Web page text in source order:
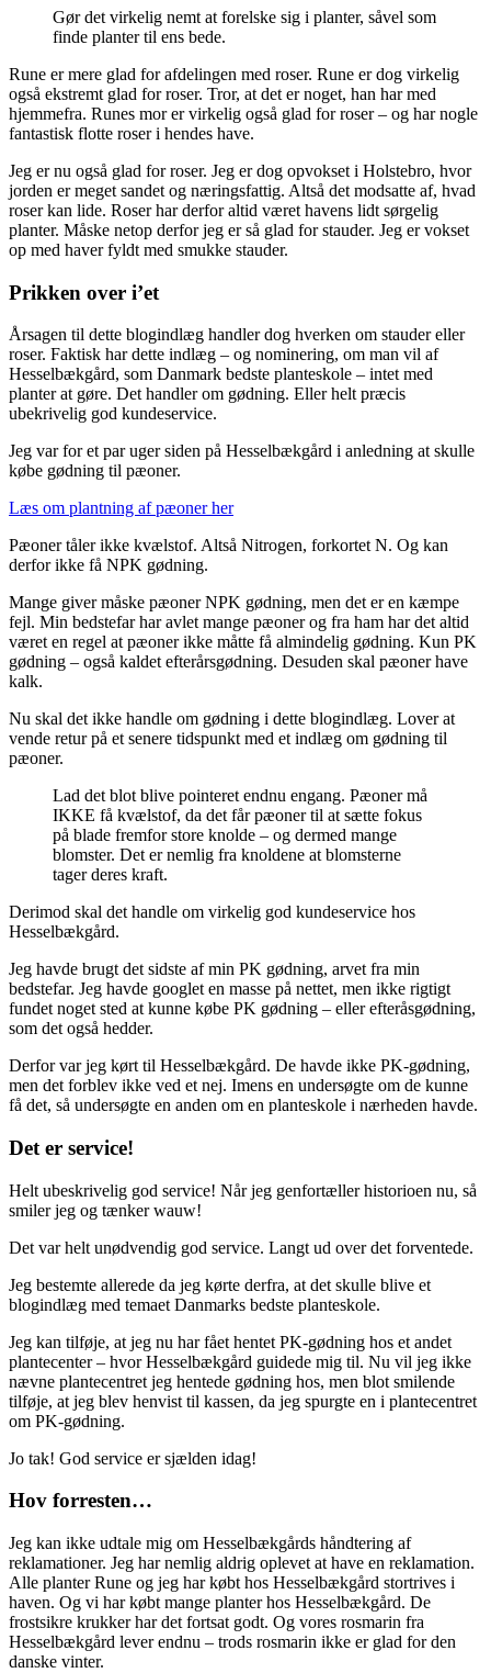
Gør det virkelig nemt at forelske sig i planter, såvel som
finde planter til ens bede.
Rune er mere glad for afdelingen med roser. Rune er dog virkelig
også ekstremt glad for roser. Tror, at det er noget, han har med
hjemmefra. Runes mor er virkelig også glad for roser – og har nogle
fantastisk flotte roser i hendes have.
Jeg er nu også glad for roser. Jeg er dog opvokset i Holstebro, hvor
jorden er meget sandet og næringsfattig. Altså det modsatte af, hvad
roser kan lide. Roser har derfor altid været havens lidt sørgelig
planter. Måske netop derfor jeg er så glad for stauder. Jeg er vokset
op med haver fyldt med smukke stauder.
Prikken over i’et
Årsagen til dette blogindlæg handler dog hverken om stauder eller
roser. Faktisk har dette indlæg – og nominering, om man vil af
Hesselbækgård, som Danmark bedste planteskole – intet med
planter at gøre. Det handler om gødning. Eller helt præcis
ubekrivelig god kundeservice.
Jeg var for et par uger siden på Hesselbækgård i anledning at skulle
købe gødning til pæoner.
Læs om plantning af pæoner her
Pæoner tåler ikke kvælstof. Altså Nitrogen, forkortet N. Og kan
derfor ikke få NPK gødning.
Mange giver måske pæoner NPK gødning, men det er en kæmpe
fejl. Min bedstefar har avlet mange pæoner og fra ham har det altid
været en regel at pæoner ikke måtte få almindelig gødning. Kun PK
gødning – også kaldet efterårsgødning. Desuden skal pæoner have
kalk.
Nu skal det ikke handle om gødning i dette blogindlæg. Lover at
vende retur på et senere tidspunkt med et indlæg om gødning til
pæoner.
Lad det blot blive pointeret endnu engang. Pæoner må
IKKE få kvælstof, da det får pæoner til at sætte fokus
på blade fremfor store knolde – og dermed mange
blomster. Det er nemlig fra knoldene at blomsterne
tager deres kraft.
Derimod skal det handle om virkelig god kundeservice hos
Hesselbækgård.
Jeg havde brugt det sidste af min PK gødning, arvet fra min
bedstefar. Jeg havde googlet en masse på nettet, men ikke rigtigt
fundet noget sted at kunne købe PK gødning – eller efteråsgødning,
som det også hedder.
Derfor var jeg kørt til Hesselbækgård. De havde ikke PK-gødning,
men det forblev ikke ved et nej. Imens en undersøgte om de kunne
få det, så undersøgte en anden om en planteskole i nærheden havde.
Det er service!
Helt ubeskrivelig god service! Når jeg genfortæller historioen nu, så
smiler jeg og tænker wauw!
Det var helt unødvendig god service. Langt ud over det forventede.
Jeg bestemte allerede da jeg kørte derfra, at det skulle blive et
blogindlæg med temaet Danmarks bedste planteskole.
Jeg kan tilføje, at jeg nu har fået hentet PK-gødning hos et andet
plantecenter – hvor Hesselbækgård guidede mig til. Nu vil jeg ikke
nævne plantecentret jeg hentede gødning hos, men blot smilende
tilføje, at jeg blev henvist til kassen, da jeg spurgte en i plantecentret
om PK-gødning.
Jo tak! God service er sjælden idag!
Hov forresten…
Jeg kan ikke udtale mig om Hesselbækgårds håndtering af
reklamationer. Jeg har nemlig aldrig oplevet at have en reklamation.
Alle planter Rune og jeg har købt hos Hesselbækgård stortrives i
haven. Og vi har købt mange planter hos Hesselbækgård. De
frostsikre krukker har det fortsat godt. Og vores rosmarin fra
Hesselbækgård lever endnu – trods rosmarin ikke er glad for den
danske vinter.